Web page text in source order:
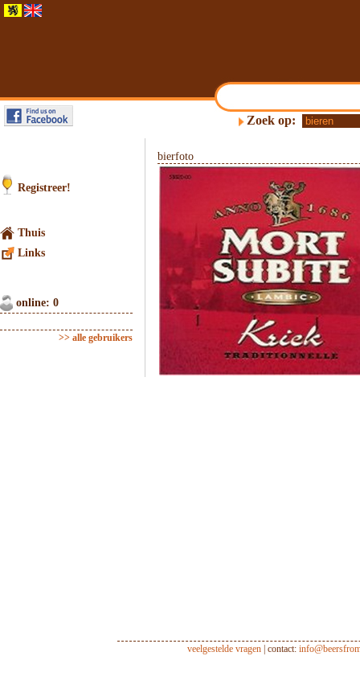
Zoek op:
Registreer!
Thuis
Links
online: 0
>> alle gebruikers
bierfoto
veelgestelde vragen | contact: